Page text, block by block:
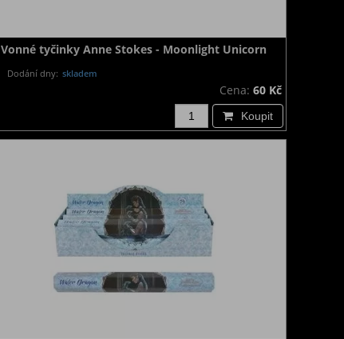
Vonné tyčinky Anne Stokes - Moonlight Unicorn
Dodání dny: skladem
Cena: 60 Kč
Koupit